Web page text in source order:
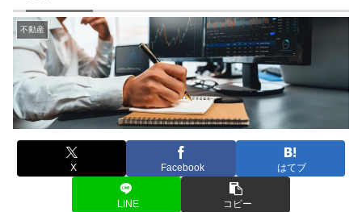
不動産
X Facebook はてブ
LINE コピー